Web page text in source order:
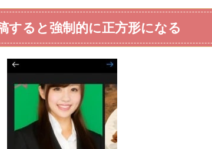
すると強制的に正方形になる